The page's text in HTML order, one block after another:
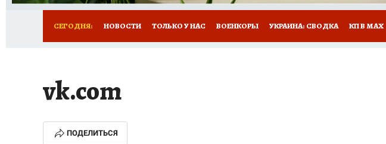
СЕГОДНЯ: НОВОСТИ ТОЛЬКО У НАС ВОЕНКОРЫ УКРАИНА: СВОДКА КП В МАХ
vk.com
ПОДЕЛИТЬСЯ